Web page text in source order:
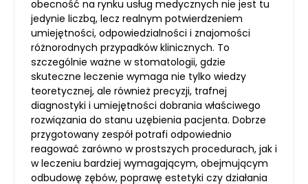
obecność na rynku usług medycznych nie jest tu
jedynie liczbą, lecz realnym potwierdzeniem
umiejętności, odpowiedzialności i znajomości
różnorodnych przypadków klinicznych. To
szczególnie ważne w stomatologii, gdzie
skuteczne leczenie wymaga nie tylko wiedzy
teoretycznej, ale również precyzji, trafnej
diagnostyki i umiejętności dobrania właściwego
rozwiązania do stanu uzębienia pacjenta. Dobrze
przygotowany zespół potrafi odpowiednio
reagować zarówno w prostszych procedurach, jak i
w leczeniu bardziej wymagającym, obejmującym
odbudowę zębów, poprawę estetyki czy działania